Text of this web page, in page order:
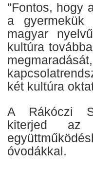
"Fontos, hogy
a gyermekük
magyar
kultúra
két kultúra
A Rákóczi
kiterjed az
óvodákkal.